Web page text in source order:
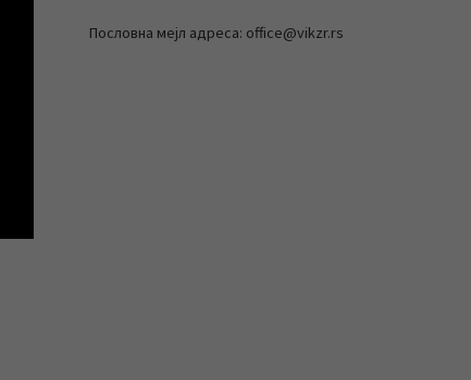
Пословна мејл адреса: office@vikzr.rs